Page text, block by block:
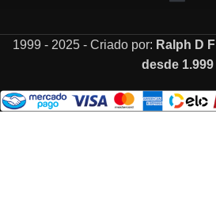
1999 - 2025 - Criado por: Ralph D
desde 1.999